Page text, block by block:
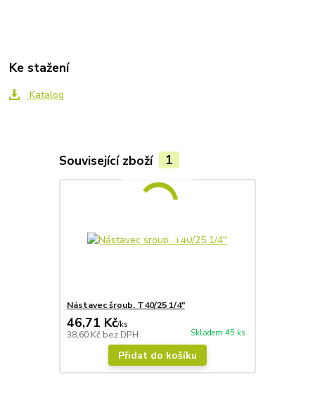
Ke stažení
Katalog
Související zboží 1
Nástavec šroub. T40/25 1/4"
46,71 Kč/ks
38,60 Kč bez DPH Skladem 45 ks
Přidat do košíku